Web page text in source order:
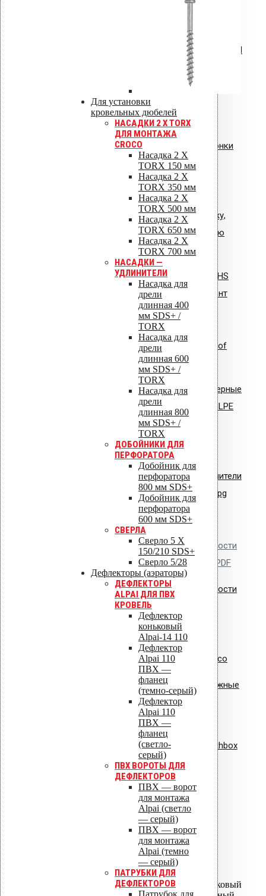
Для установки
кровельных дюбелей
НАСАДКИ 2 X TORX
ДЛЯ МОНТАЖА
CROCO
Насадка 2 X
TORX 150 мм
Насадка 2 X
TORX 350 мм
Насадка 2 X
TORX 500 мм
Насадка 2 X
TORX 650 мм
Насадка 2 X
TORX 700 мм
НАСАДКИ —
УДЛИНИТЕЛИ
Насадка для
дрели
длинная 400
мм SDS+ /
TORX
Насадка для
дрели
длинная 600
мм SDS+ /
TORX
Насадка для
дрели
длинная 800
мм SDS+ /
TORX
ДОБОЙНИКИ ДЛЯ
ПЕРФОРАТОРА
Добойник для
перфоратора
800 мм SDS+
Добойник для
перфоратора
600 мм SDS+
СВЕРЛА
Сверло 5 X
150/210 SDS+
Сверло 5/28
Дефлекторы (аэраторы)
ДЕФЛЕКТОРЫ
ALPAI ДЛЯ ПВХ
КРОВЕЛЬ
Дефлектор
коньковый
Alpai-14 110
Дефлектор
Alpai 110
ПВХ —
фланец
(темно-серый)
Дефлектор
Alpai 110
ПВХ —
фланец
(светло-
серый)
ПВХ ВОРОТЫ ДЛЯ
ДЕФЛЕКТОРОВ
ПВХ — ворот
для монтажа
Alpai (светло
— серый)
ПВХ — ворот
для монтажа
Alpai (темно
— серый)
ПАТРУБКИ ДЛЯ
ДЕФЛЕКТОРОВ
Патрубок для
Инструкция по монтажу VILPE RoofSeal
Инструкция: Vilpe Velco плиточный
Инструкция: водосточные воронки
Vilpe AM
Общая инструкция по монтажу,
эксплуатации и обслуживанию
VIPLE.pdf
Инструкция по монтажу: Vilpe HS
Huopa/State проходной элемент
Инструкция по монтажу: Uniroof
кровельный люк
Сертификат соответствия: полимерные
стояки и водостоки системы VILPE
Сертификат соответствия:
вентиляторы типа VILPE.pdf
Сертификат соответствия: уплотнители
кровельные из EPDM резины.jpg
Сертификат пожарной безопасности
на изделия из полипропилена.PDF
Сертификат пожарной безопасности
на уплотнители из резины
Сертификат соответствия Croco
Сертификат соответствия: крепежные
элементы
Сертификат соответствия:
вентиляционная установка Healthbox
ISO 9001
ISO 14001
ALIPAI ДЕФЛЕКТОРЫ
ALIPAI-075 дефлектор
ALIPAI-075 дефлектор коньковый